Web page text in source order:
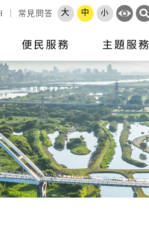
常見問答 大 中 小
活動訊息市政會議專題報告
設建議
捐）助
開放資料
便民服務
資訊 跨區服務網
務 智能客服
主題服務
知
準
額基準
就業
就業資訊
勞工大學
市府徵才
職訓補給站
原住民人力資源網